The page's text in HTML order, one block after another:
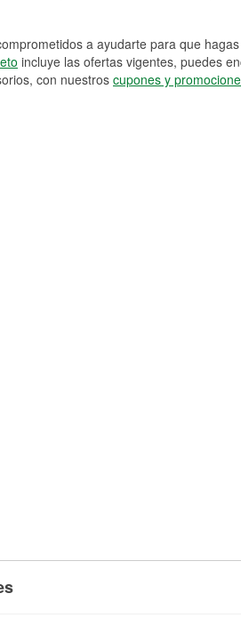
a ayudarte para que
incluye las ofertas vigentes, puedes
con nuestros cupones y